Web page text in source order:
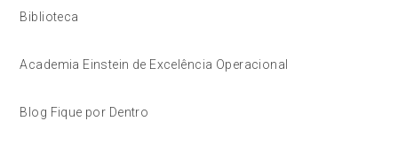
Biblioteca
Academia Einstein de Excelência Operacional
Blog Fique por Dentro